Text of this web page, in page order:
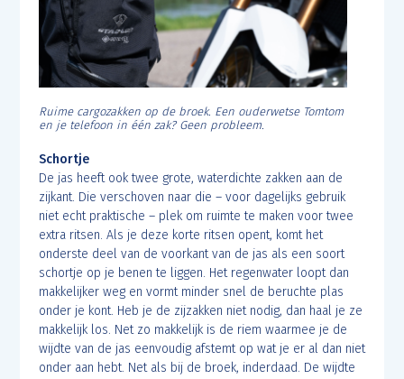
Ruime cargozakken op de broek. Een ouderwetse Tomtom
en je telefoon in één zak? Geen probleem.
Schortje
De jas heeft ook twee grote, waterdichte zakken aan de
zijkant. Die verschoven naar die – voor dagelijks gebruik
niet echt praktische – plek om ruimte te maken voor twee
extra ritsen. Als je deze korte ritsen opent, komt het
onderste deel van de voorkant van de jas als een soort
schortje op je benen te liggen. Het regenwater loopt dan
makkelijker weg en vormt minder snel de beruchte plas
onder je kont. Heb je de zijzakken niet nodig, dan haal je ze
makkelijk los. Net zo makkelijk is de riem waarmee je de
wijdte van de jas eenvoudig afstemt op wat je er al dan niet
onder aan hebt. Net als bij de broek, inderdaad. De wijdte